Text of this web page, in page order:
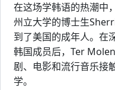
在这场学韩语的热潮中
州立大学的博士生
到了美国的成年人。在
韩国成员后，Ter
剧、电影和流行音乐接
学。